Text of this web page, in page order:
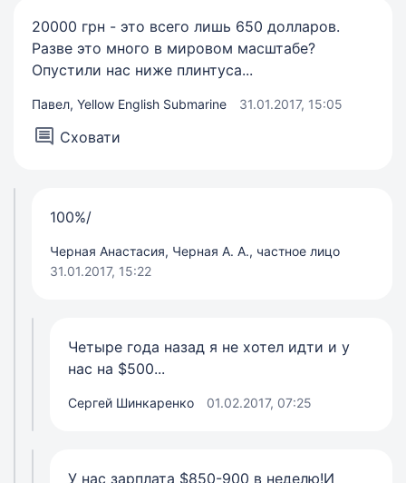
20000 грн - это всего лишь 650 долларов.
Разве это много в мировом масштабе?
Опустили нас ниже плинтуса...
Павел, Yellow English Submarine 31.01.2017, 15:05
Сховати
100%/
Черная Анастасия, Черная А. А., частное лицо
31.01.2017, 15:22
Четыре года назад я не хотел идти и у
нас на $500...
Сергей Шинкаренко 01.02.2017, 07:25
У нас зарплата $850-900 в неделю!И